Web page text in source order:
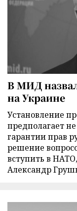
В МИД
на Украине
Установление
предполагает
гарантии прав
решение
вступить в
Александр